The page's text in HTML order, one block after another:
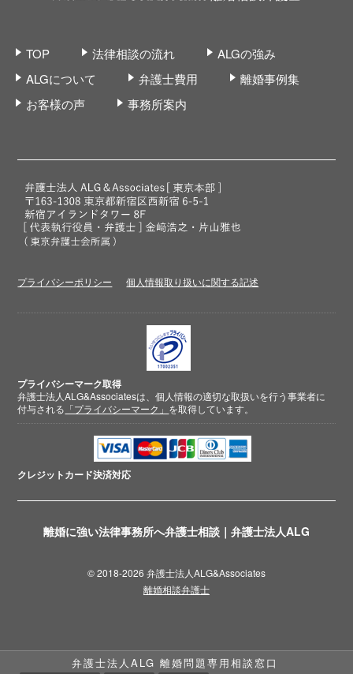
離婚に強い法律事務所へ弁護士相談｜弁護士法人ALG
TOP 法律相談の流れ
ALGの強み
ALGについて
弁護士費用
離婚事例集
お客様の声
事務所案内
プライバシーポリシー 個人情報取り扱いに関する記述
プライバシーマーク取得
弁護士法人ALG&Associatesは、個人情報の適切な取扱いを行う事業者に
付与される 「プライバシーマーク」 を取得しています。
クレジットカード決済対応
© 2018-2026 弁護士法人ALG&Associates
離婚相談弁護士
弁護士法人ALG 離婚問題専用相談窓口